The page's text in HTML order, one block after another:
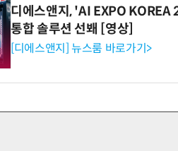
디에스앤지, 'AI EXPO
통합 솔루션 선봬 [영상]
[디에스앤지] 뉴스룸 바로가기>